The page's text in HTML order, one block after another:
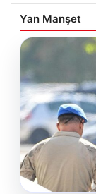
Yan Manşet